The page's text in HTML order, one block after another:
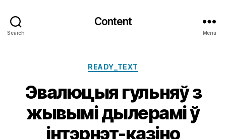
Search
Content
Menu
Categories
READY_TEXT
Эвалюцыя гульняў з
жывымі дылерамі ў
інтэрнэт-казіно